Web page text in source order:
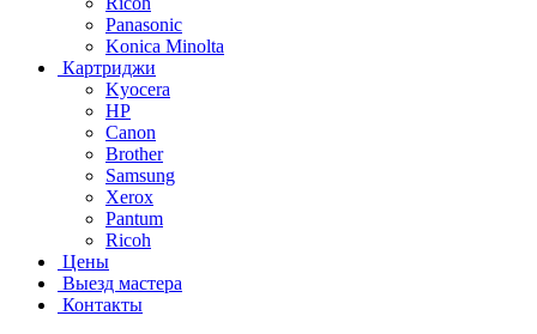
Panasonic
Konica Minolta
Картриджи
Kyocera
HP
Canon
Brother
Samsung
Xerox
Pantum
Ricoh
Цены
Выезд мастера
Контакты